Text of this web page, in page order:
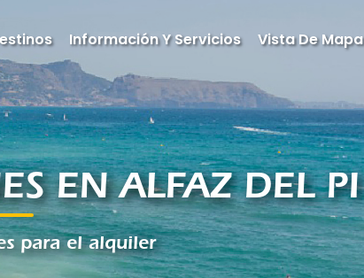
EN ALFAZ DEL PI
para el alquiler
Información Y Servicios Vista De Mapa